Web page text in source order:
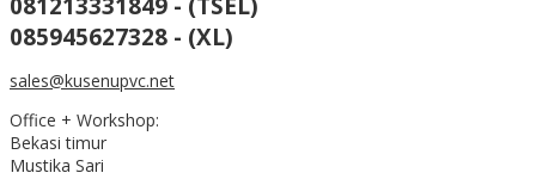
081213331849 - (TSEL)
085945627328 - (XL)
sales@kusenupvc.net
Office + Workshop:
Bekasi timur
Mustika Sari